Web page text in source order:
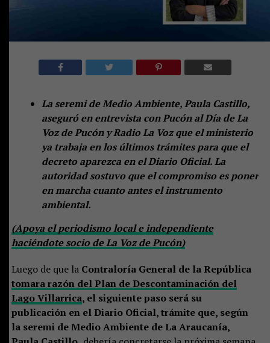
La seremi de Medio Ambiente, Paula Castillo,
aseguró en entrevista con Pucón al Día de La
Voz de Pucón y Radio La Voz que el ministerio
ya trabaja en los últimos trámites para que el
decreto aparezca en el Diario Oficial. La
autoridad sostuvo que el compromiso es poner
en marcha cuanto antes el instrumento
ambiental.
(Apoya el periodismo local e independiente
haciéndote socio de La Voz de Pucón)
Luego de que la Contraloría General de la República
tomara razón del Plan de Descontaminación del
Lago Villarrica, el siguiente paso será su
publicación en el Diario Oficial, trámite que, según
la seremi de Medio Ambiente de La Araucanía,